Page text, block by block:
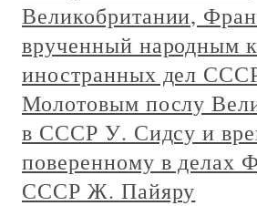
Великобритании,
врученный народным
иностранных дел
Молотовым послу
в СССР У. Сидсу и
поверенному в делах
СССР Ж. Пайяру